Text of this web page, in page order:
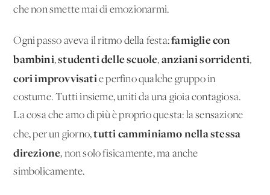
che non smette mai di emozionarmi.
Ogni passo aveva il ritmo della festa:famiglie con
bambini,studenti delle scuole, anziani sorridenti,
cori improvvisatie perfino qualche gruppo in
costume. Tutti insieme, uniti da una gioia contagiosa.
La cosa che amo di più è proprio questa: la sensazione
che, per un giorno,tutti camminiamo nella stessa
direzione, non solo fisicamente, ma anche
simbolicamente.